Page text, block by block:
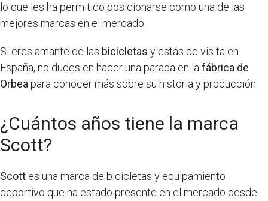
lo que les ha permitido posicionarse como una de las
mejores marcas en el mercado.
Si eres amante de las bicicletas y estás de visita en
España, no dudes en hacer una parada en la fábrica de
Orbea para conocer más sobre su historia y producción.
¿Cuántos años tiene la marca
Scott?
Scott es una marca de bicicletas y equipamiento
deportivo que ha estado presente en el mercado desde